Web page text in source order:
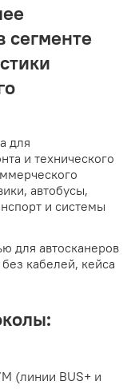
сегменте
для
и технического
автобусы,
и системы
для автосканеров
кабелей, кейса
(линии BUS+ и